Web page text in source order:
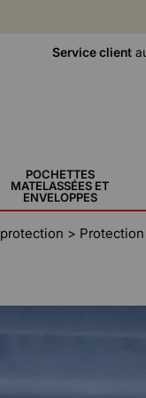
Service client
POCHETTES
MATELASSÉES ET
ENVELOPPES
>